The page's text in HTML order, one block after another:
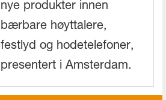
nye produkter innen
bærbare høyttalere,
festlyd og hodetelefoner,
presentert i Amsterdam.